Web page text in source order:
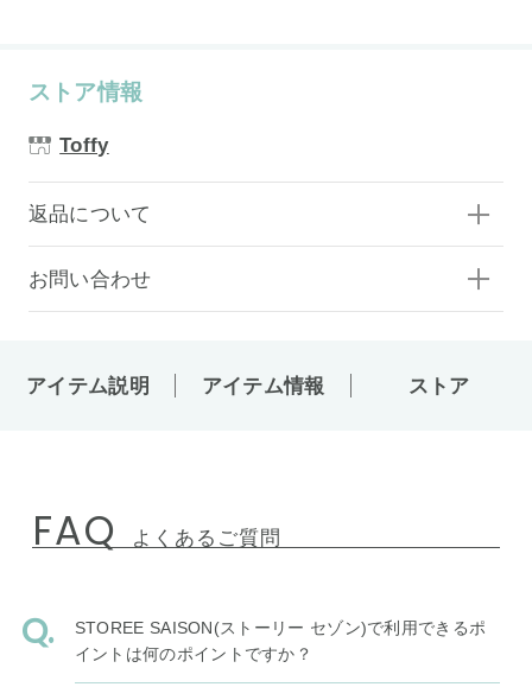
ストア情報
Toffy
返品について
お問い合わせ
アイテム説明 アイテム情報 ストア
FAQ よくあるご質問
STOREE SAISON(ストーリー セゾン)で利用できるポ
イントは何のポイントですか？